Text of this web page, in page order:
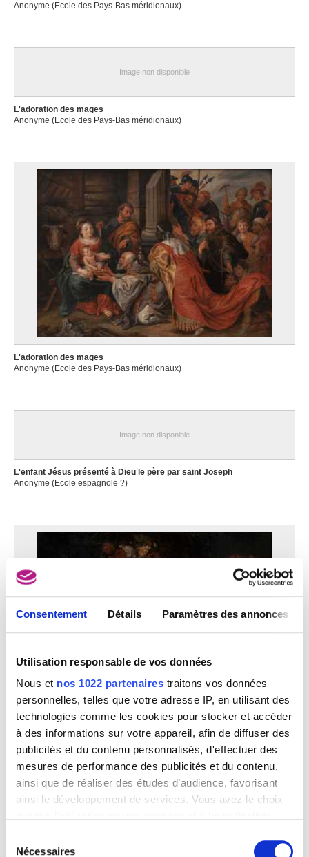
Consentement Détails Paramètres des annonces
Utilisation responsable de vos données
Nous et nos 1022 partenaires traitons vos données
personnelles, telles que votre adresse IP, en utilisant des
technologies comme les cookies pour stocker et accéder
à des informations sur votre appareil, afin de diffuser des
publicités et du contenu personnalisés, d'effectuer des
mesures de performance des publicités et du contenu,
ainsi que de réaliser des études d’audience, favorisant
ainsi le développement de services. Vous avez le choix
tout moment en consultant la Déclaration relative aux
Nécessaires
Anonyme (Ecole des Pays-Bas méridionaux)
Image non disponible
L'adoration des mages
Anonyme (Ecole des Pays-Bas méridionaux)
L'adoration des mages
Anonyme (Ecole des Pays-Bas méridionaux)
Image non disponible
L'enfant Jésus présenté à Dieu le père par saint Joseph
Anonyme (Ecole espagnole ?)